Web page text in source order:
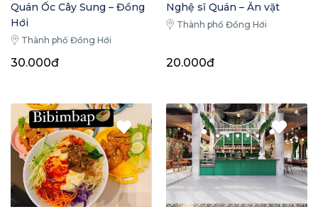
Quán Ốc Cây Sung – Đồng
Hới
Thành phố Đồng Hới
30.000đ
Nghệ sĩ Quán – Ăn vặt
Thành phố Đồng Hới
20.000đ